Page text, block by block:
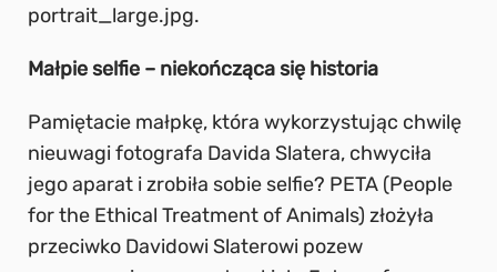
portrait_large.jpg.
Małpie selfie – niekończąca się historia
Pamiętacie małpkę, która wykorzystując chwilę
nieuwagi fotografa Davida Slatera, chwyciła
jego aparat i zrobiła sobie selfie? PETA (People
for the Ethical Treatment of Animals) złożyła
przeciwko Davidowi Slaterowi pozew